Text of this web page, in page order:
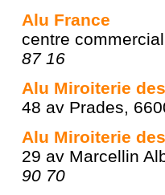
Alu France
centre
87 16
Alu Miroiterie
48 av Prades,
Alu Miroiterie
29 av Marcellin
90 70